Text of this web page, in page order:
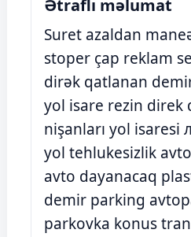
Ətraflı məlumat
Suret azaldan
stoper çap reklam
dirək qatlanan
yol isare rezin direk
nişanları yol
yol tehlukesizlik
avto dayanacaq
demir parking
parkovka konus